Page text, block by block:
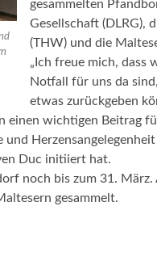
gesammelten
Gesellschaft (DLRG),
(THW) und die
„Ich freue mich, dass
Notfall für uns da
etwas zurückgeben
einen wichtigen Beitrag
Duc initiiert hat.
noch bis zum 31.
gesammelt.